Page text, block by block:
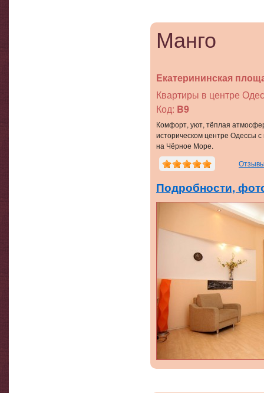
Манго
Екатерининская
Квартиры в центре
Код: B9
Комфорт, уют, тёплая
историческом центре Одессы
на Чёрное Море.
Подробности,